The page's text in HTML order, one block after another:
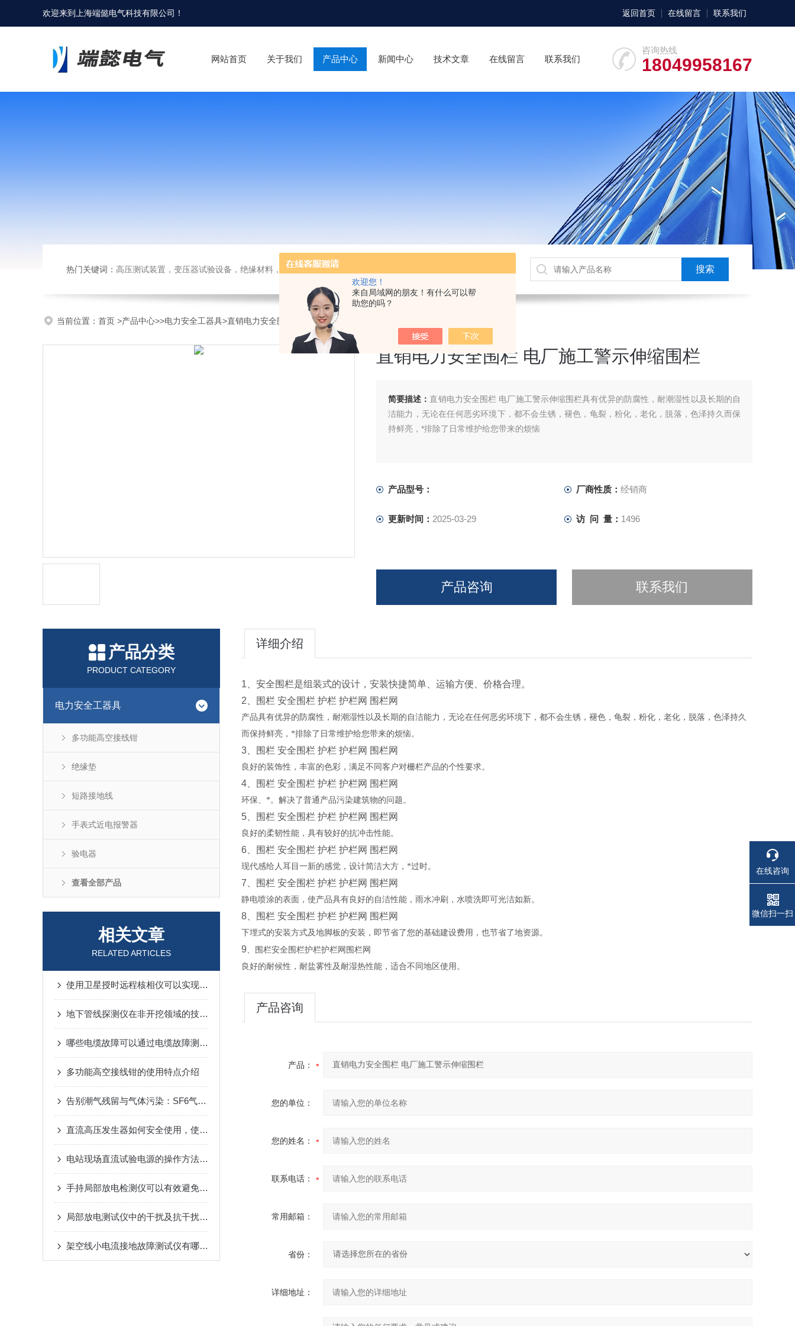
欢迎您！
来自局域网的朋友！有什么可以帮
助您的吗？
欢迎来到 上海端懿电气科技有限公司 ！ 返回首页 在线留言 联系我们
咨询热线
18049958167
网站首页 关于我们 产品中心 新闻中心 技术文章 在线留言 联系我们
热门关键词： 高压测试装置，变压器试验设备，绝缘材料，电子仪器仪表
当前位置： 首页 >产品中心>>电力安全工器具>直销电力安全围栏 电厂施工警示伸缩围栏
直销电力安全围栏 电厂施工警示伸缩围栏
简要描述： 直销电力安全围栏 电厂施工警示伸缩围栏具有优异的防腐性，耐潮湿性以及长期的自
洁能力，无论在任何恶劣环境下，都不会生锈，褪色，龟裂，粉化，老化，脱落，色泽持久而保
持鲜亮，*排除了日常维护给您带来的烦恼
产品型号： 厂商性质： 经销商
更新时间： 2025-03-29 访 问 量： 1496
产品咨询 联系我们
产品分类
PRODUCT CATEGORY
电力安全工器具
多功能高空接线钳
绝缘垫
短路接地线
手表式近电报警器
验电器
查看全部产品
相关文章
RELATED ARTICLES
使用卫星授时远程核相仪可以实现高精度的定位和测量
地下管线探测仪在非开挖领域的技术应用
哪些电缆故障可以通过电缆故障测试仪测试
多功能高空接线钳的使用特点介绍
告别潮气残留与气体污染：SF6气体抽真空充气装置靠多级过滤设计，实现高纯SF6气体安全充注
直流高压发生器如何安全使用，使用规程是什么？
电站现场直流试验电源的操作方法及注意事项
手持局部放电检测仪可以有效避免外部干扰对检测结果的影响
局部放电测试仪中的干扰及抗干扰措施
架空线小电流接地故障测试仪有哪些常见的误区？
详细介绍
1、安全围栏是组装式的设计，安装快捷简单、运输方便、价格合理。
2、围栏 安全围栏 护栏 护栏网 围栏网
产品具有优异的防腐性，耐潮湿性以及长期的自洁能力，无论在任何恶劣环境下，都不会生锈，褪色，龟裂，粉化，老化，脱落，色泽持久
而保持鲜亮，*排除了日常维护给您带来的烦恼。
3、围栏 安全围栏 护栏 护栏网 围栏网
良好的装饰性，丰富的色彩，满足不同客户对栅栏产品的个性要求。
4、围栏 安全围栏 护栏 护栏网 围栏网
环保、*。解决了普通产品污染建筑物的问题。
5、围栏 安全围栏 护栏 护栏网 围栏网
良好的柔韧性能，具有较好的抗冲击性能。
6、围栏 安全围栏 护栏 护栏网 围栏网
现代感给人耳目一新的感觉，设计简洁大方，*过时。
7、围栏 安全围栏 护栏 护栏网 围栏网
静电喷涂的表面，使产品具有良好的自洁性能，雨水冲刷，水喷洗即可光洁如新。
8、围栏 安全围栏 护栏 护栏网 围栏网
下埋式的安装方式及地脚板的安装，即节省了您的基础建设费用，也节省了地资源。
9、围栏安全围栏护栏护栏网 围栏网
良好的耐候性，耐盐雾性及耐湿热性能，适合不同地区使用。
产品咨询
产品：
您的单位：
您的姓名：
联系电话：
常用邮箱：
省份：
详细地址：
在线咨询
电话
电话
微信扫一扫